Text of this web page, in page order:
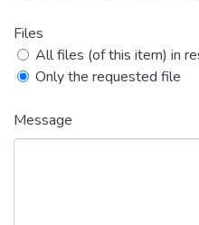
Files
All files (of this item) in
Only the requested file
Message